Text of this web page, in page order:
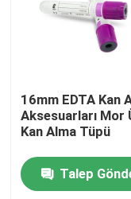
Hakkımızda
Kalite kontrol
Bize ulaşın
16mm EDTA Kan
Aksesuarları Mor
Kan Alma Tüpü
Talep